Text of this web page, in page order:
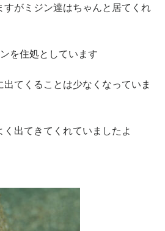
すがミジン達はちゃんと居てくれ
を住処としています
てくることは少なくなっていま
出てきてくれていましたよ